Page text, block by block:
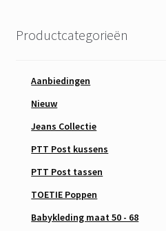
Productcategorieën
Aanbiedingen
Nieuw
Jeans Collectie
PTT Post kussens
PTT Post tassen
TOETIE Poppen
Babykleding maat 50 - 68